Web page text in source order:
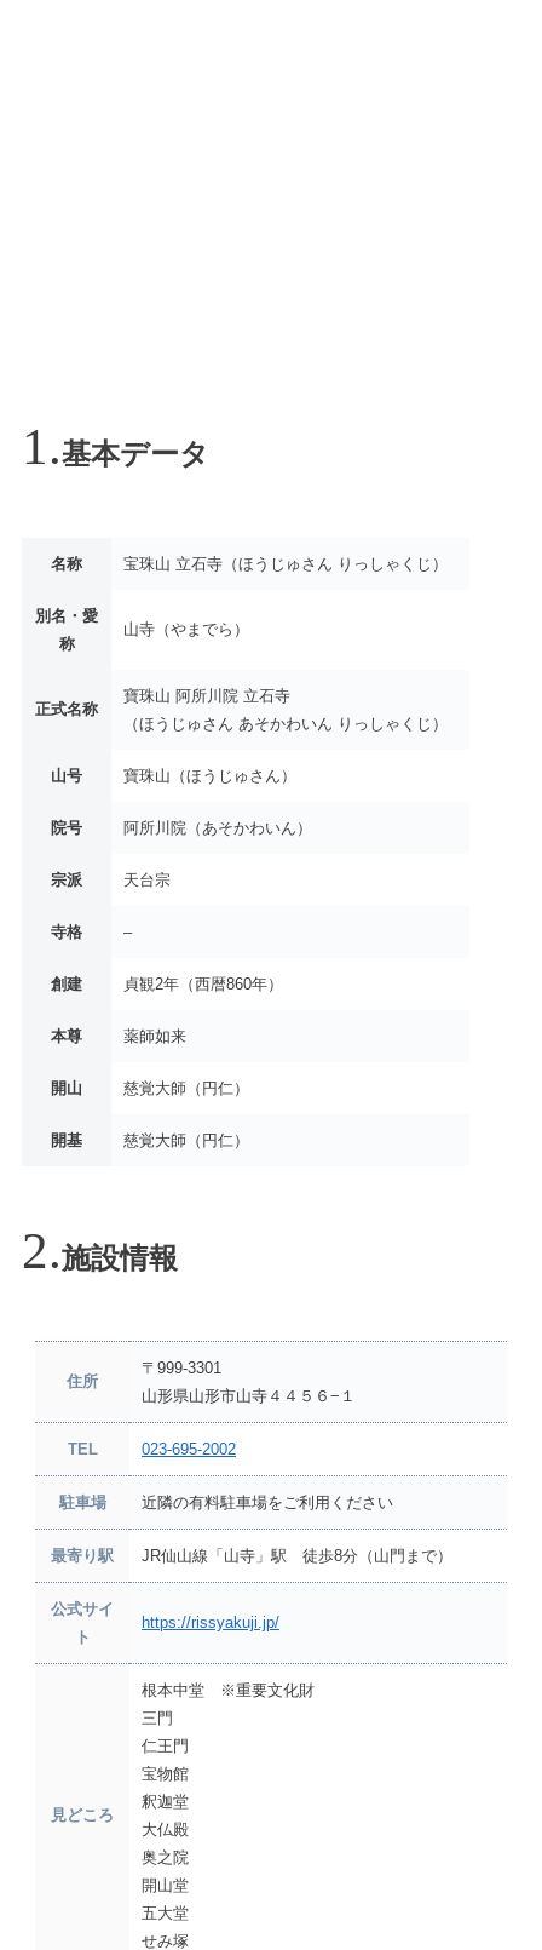
基本データ
名称 宝珠山 立石寺（ほうじゅさん りっしゃくじ）
別名・愛
称
山寺（やまでら）
正式名称
寶珠山 阿所川院 立石寺
（ほうじゅさん あそかわいん りっしゃくじ）
山号 寶珠山（ほうじゅさん）
院号 阿所川院（あそかわいん）
宗派 天台宗
寺格 –
創建 貞観2年（西暦860年）
本尊 薬師如来
開山 慈覚大師（円仁）
開基 慈覚大師（円仁）
施設情報
住所
〒999-3301
山形県山形市山寺４４５６−１
TEL 023-695-2002
駐車場 近隣の有料駐車場をご利用ください
最寄り駅 JR仙山線「山寺」駅 徒歩8分（山門まで）
公式サイ
ト
https://rissyakuji.jp/
見どころ
根本中堂 ※重要文化財
三門
仁王門
宝物館
釈迦堂
大仏殿
奥之院
開山堂
五大堂
せみ塚